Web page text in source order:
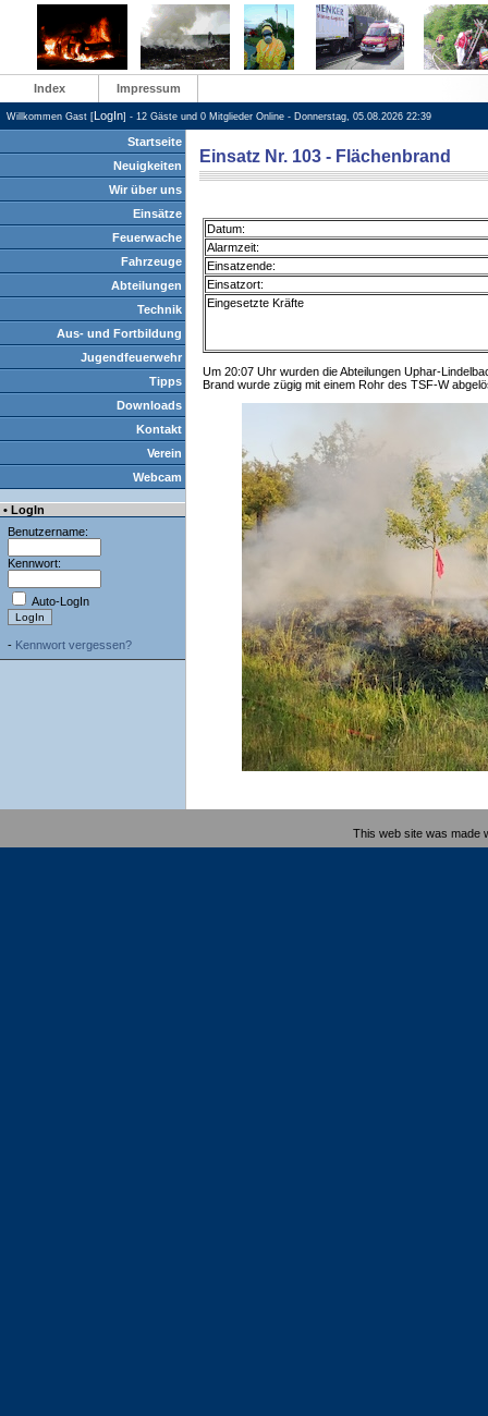
Index Impressum
Willkommen Gast [LogIn] - 12 Gäste und 0 Mitglieder Online - Donnerstag, 05.08.2026 22:39
Startseite
Neuigkeiten
Wir über uns
Einsätze
Feuerwache
Fahrzeuge
Abteilungen
Technik
Aus- und Fortbildung
Jugendfeuerwehr
Tipps
Downloads
Kontakt
Verein
Webcam
• LogIn
Benutzername:
Kennwort:
Auto-LogIn
- Kennwort vergessen?
Einsatz Nr. 103 - Flächenbrand
Datum:
Alarmzeit:
Einsatzende:
Einsatzort:
Eingesetzte Kräfte
Um 20:07 Uhr wurden die Abteilungen Uphar-
Brand wurde zügig mit einem Rohr des TSF-W
This web site was made